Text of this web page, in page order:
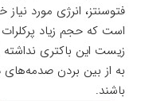
فتوسنتز، انرژی مورد
است که حجم زیاد
به از بین بردن
باشند.